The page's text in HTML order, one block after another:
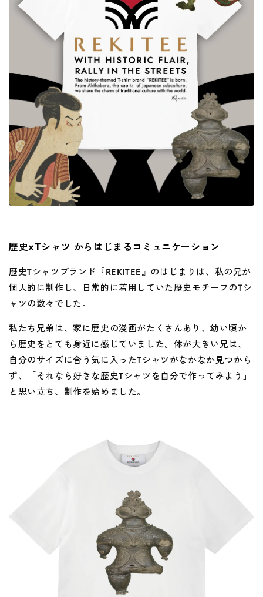
歴史×Tシャツ からはじまるコミュニケーション
歴史Tシャツブランド『REKITEE』のはじまりは、私の兄が
個人的に制作し、日常的に着用していた歴史モチーフのTシ
ャツの数々でした。
私たち兄弟は、家に歴史の漫画がたくさんあり、幼い頃か
ら歴史をとても身近に感じていました。体が大きい兄は、
自分のサイズに合う気に入ったTシャツがなかなか見つから
ず、「それなら好きな歴史Tシャツを自分で作ってみよう」
と思い立ち、制作を始めました。